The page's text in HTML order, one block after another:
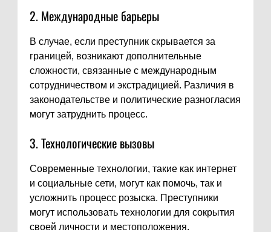
2. Международные барьеры
В случае, если преступник скрывается за
границей, возникают дополнительные
сложности, связанные с международным
сотрудничеством и экстрадицией. Различия в
законодательстве и политические разногласия
могут затруднить процесс.
3. Технологические вызовы
Современные технологии, такие как интернет
и социальные сети, могут как помочь, так и
усложнить процесс розыска. Преступники
могут использовать технологии для сокрытия
своей личности и местоположения.